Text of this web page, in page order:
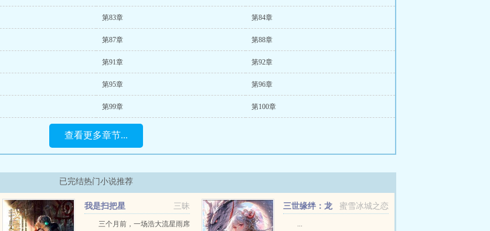
第83章 第84章
第87章 第88章
第91章 第92章
第95章 第96章
第99章 第100章
查看更多章节...
已完结热门小说推荐
三昧
我是扫把星
三个月前，一场浩大流星雨席
蜜雪冰城之恋
三世缘绊：龙
...